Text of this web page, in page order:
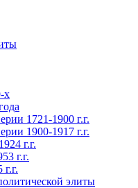
х
1721-1900 г.г.
1900-1917 г.г.
г.г.
г.г.
элиты